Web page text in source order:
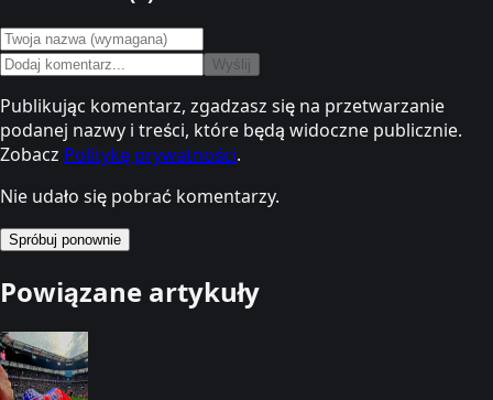
Wyślij
Publikując komentarz, zgadzasz się na przetwarzanie
podanej nazwy i treści, które będą widoczne publicznie.
Zobacz Politykę prywatności.
Nie udało się pobrać komentarzy.
Spróbuj ponownie
Powiązane artykuły